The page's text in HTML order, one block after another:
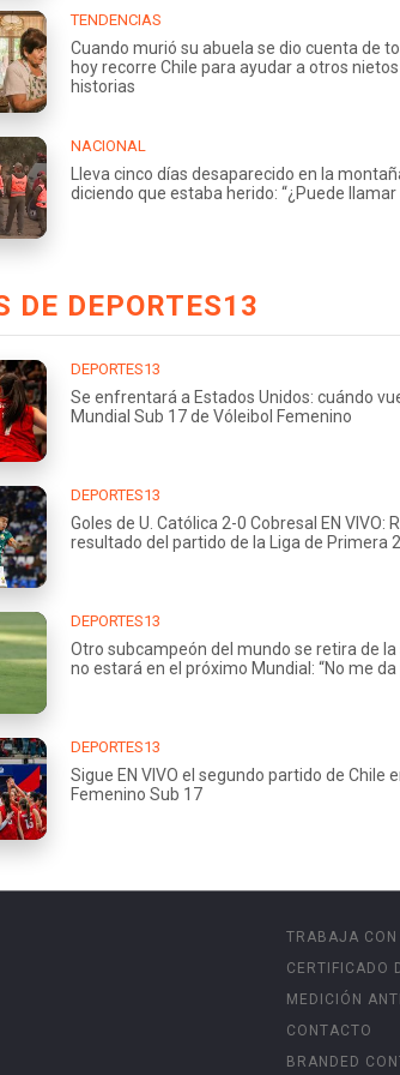
TENDENCIAS
Cuando murió su abuela se dio cuenta de
hoy recorre Chile para ayudar a otros
historias
NACIONAL
Lleva cinco días desaparecido en la
diciendo que estaba herido: “¿Puede
DE DEPORTES13
DEPORTES13
Se enfrentará a Estados Unidos: cuándo
Mundial Sub 17 de Vóleibol Femenino
DEPORTES13
Goles de U. Católica 2-0 Cobresal EN VIVO:
resultado del partido de la Liga de Primera
DEPORTES13
Otro subcampeón del mundo se retira de
no estará en el próximo Mundial: “No me da
DEPORTES13
Sigue EN VIVO el segundo partido de Chile
Femenino Sub 17
TRABAJA CON
CERTIFICADO
MEDICIÓN
CONTACTO
BRANDED